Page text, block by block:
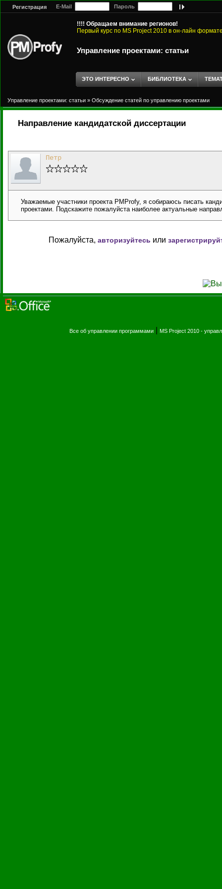
Регистрация E-Mail Пароль
!!!! Обращаем внимание регионов!
Первый курс по MS Project 2010 в он-лайн
Управление проектами: статьи
ЭТО ИНТЕРЕСНО БИБЛИОТЕКА
Управление проектами: статьи » Обсуждение статей по управлению проектами
Направление кандидатской диссертации
Петр
Уважаемые участники проекта PMProfy, я собираюсь писать
проектами. Подскажите пожалуйста наиболее актуальные
Пожалуйста, авторизуйтесь или
Все об управлении программами MS Project 2010 -